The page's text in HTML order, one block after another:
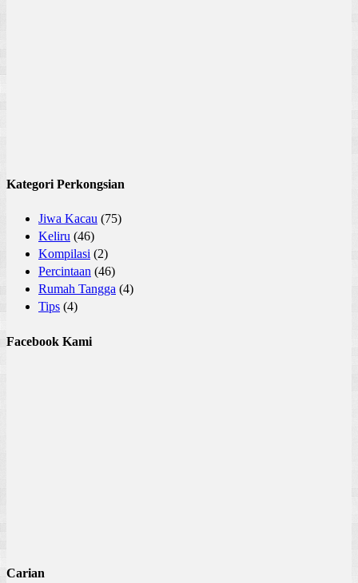
Kategori Perkongsian
Jiwa Kacau (75)
Keliru (46)
Kompilasi (2)
Percintaan (46)
Rumah Tangga (4)
Tips (4)
Facebook Kami
Carian